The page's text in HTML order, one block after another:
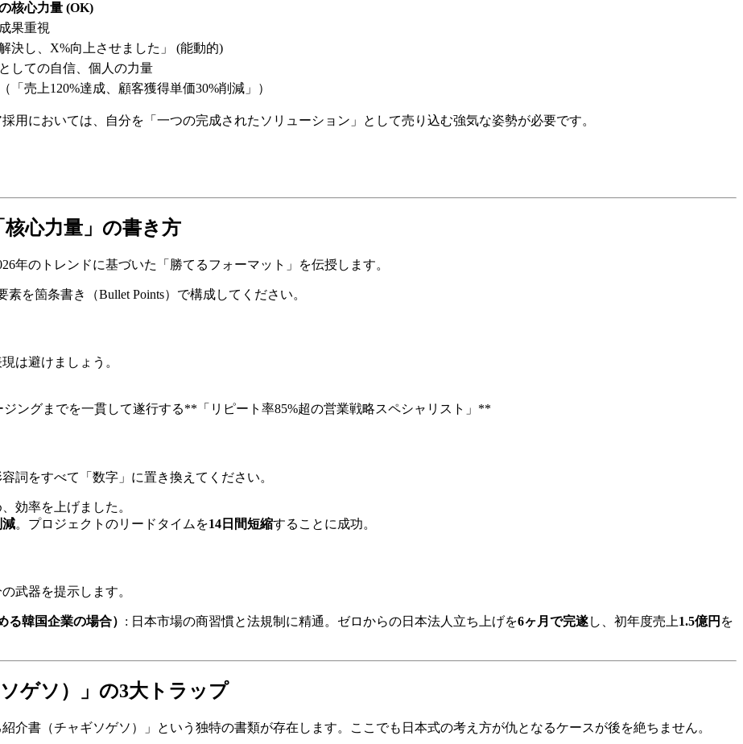
核心力量 (OK)
果重視
解決し、X%向上させました」 (能動的)
しての自信、個人の力量
「売上120%達成、顧客獲得単価30%削減」）
用においては、自分を「一つの完成されたソリューション」として売り込む強気な姿勢が必要です。
心力量」の書き方
年のトレンドに基づいた「勝てるフォーマット」を伝授します。
を箇条書き（Bullet Points）で構成してください。
は避けましょう。
ジングまでを一貫して遂行する**「リピート率85%超の営業戦略スペシャリスト」**
詞をすべて「数字」に置き換えてください。
効率を上げました。
減。プロジェクトのリードタイムを​14日間短縮することに成功。
武器を提示します。
韓国企業の場合） : 日本市場の商習慣と法規制に精通。ゼロからの日本法人立ち上げを​6ヶ月で完遂し、初年度売上​1.5億円 を
ゲソ）」の3大トラップ
介書（チャギソゲソ）」という独特の書類が存在します。ここでも日本式の考え方が仇となるケースが後を絶ちません。